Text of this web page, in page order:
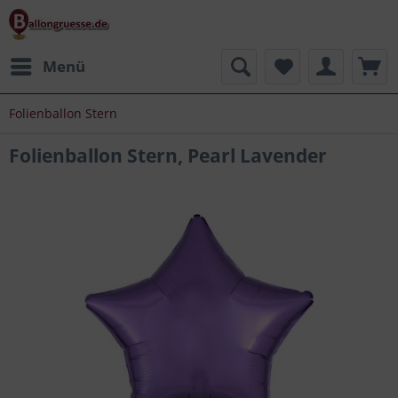
Menü
Folienballon Stern
Folienballon Stern, Pearl Lavender